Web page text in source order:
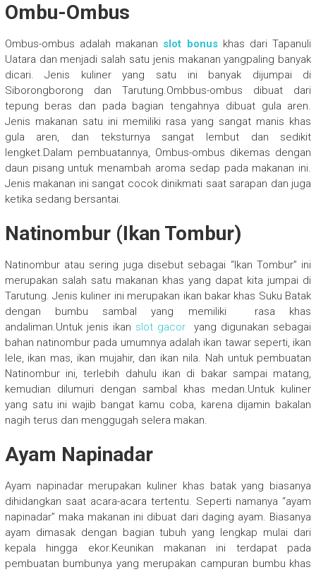
Ombu-Ombus
Ombus-ombus adalah makanan slot bonuskhas dari Tapanuli
Uatara dan menjadi salah satu jenis makanan yangpaling banyak
dicari. Jenis kuliner yang satu ini banyak dijumpai di
Siborongborong dan Tarutung.Ombbus-ombus dibuat dari
tepung beras dan pada bagian tengahnya dibuat gula aren.
Jenis makanan satu ini memiliki rasa yang sangat manis khas
gula aren, dan teksturnya sangat lembut dan sedikit
lengket.Dalam pembuatannya, Ombus-ombus dikemas dengan
daun pisang untuk menambah aroma sedap pada makanan ini.
Jenis makanan ini sangat cocok dinikmati saat sarapan dan juga
ketika sedang bersantai.
Natinombur (Ikan Tombur)
Natinombur atau sering juga disebut sebagai “Ikan Tombur” ini
merupakan salah satu makanan khas yang dapat kita jumpai di
Tarutung. Jenis kuliner ini merupakan ikan bakar khas Suku Batak
dengan bumbu sambal yang memiliki rasa khas
andaliman.Untuk jenis ikan slot gacor yang digunakan sebagai
bahan natinombur pada umumnya adalah ikan tawar seperti, ikan
lele, ikan mas, ikan mujahir, dan ikan nila. Nah untuk pembuatan
Natinombur ini, terlebih dahulu ikan di bakar sampai matang,
kemudian dilumuri dengan sambal khas medan.Untuk kuliner
yang satu ini wajib bangat kamu coba, karena dijamin bakalan
nagih terus dan menggugah selera makan.
Ayam Napinadar
Ayam napinadar merupakan kuliner khas batak yang biasanya
dihidangkan saat acara-acara tertentu. Seperti namanya “ayam
napinadar” maka makanan ini dibuat dari daging ayam. Biasanya
ayam dimasak dengan bagian tubuh yang lengkap mulai dari
kepala hingga ekor.Keunikan makanan ini terdapat pada
pembuatan bumbunya yang merupakan campuran bumbu khas